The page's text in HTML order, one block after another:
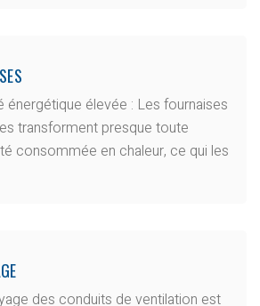
énergétique élevée : Les fournaises
transforment presque toute
consommée en chaleur, ce qui les
des conduits de ventilation est